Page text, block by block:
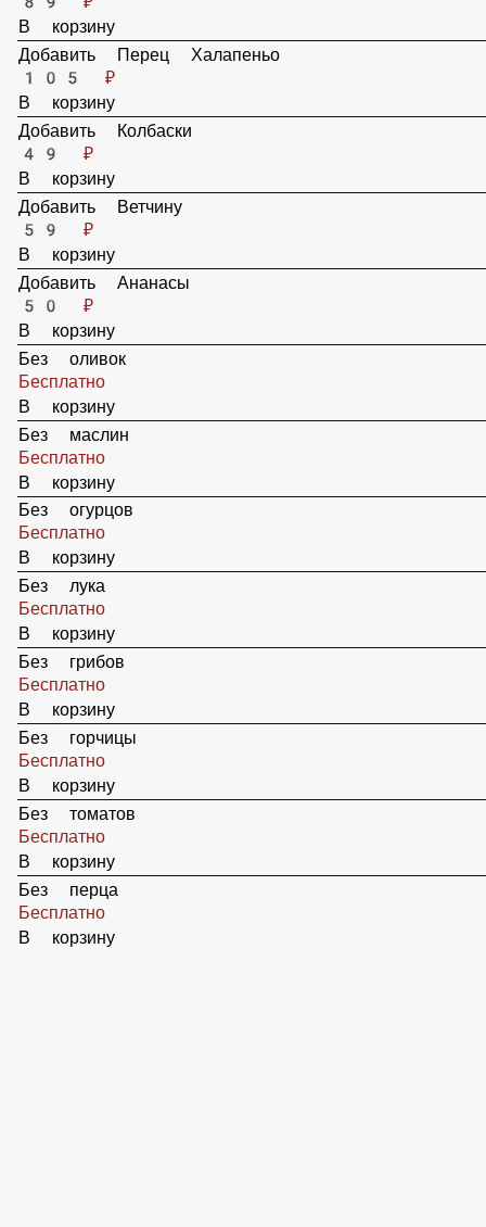
Соус для бортиков барбекю
40 ₽
В корзину
Добавить Пепперони
89 ₽
В корзину
Добавить Перец Халапеньо
105 ₽
В корзину
Добавить Колбаски
49 ₽
В корзину
Добавить Ветчину
59 ₽
В корзину
Добавить Ананасы
50 ₽
В корзину
Без оливок
Бесплатно
В корзину
Без маслин
Бесплатно
В корзину
Без огурцов
Бесплатно
Без лука
В корзину